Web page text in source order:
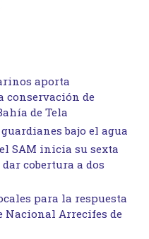
aporta
conservación de
de Tela
bajo el agua
SAM inicia su sexta
cobertura a dos
para la respuesta
Nacional Arrecifes de